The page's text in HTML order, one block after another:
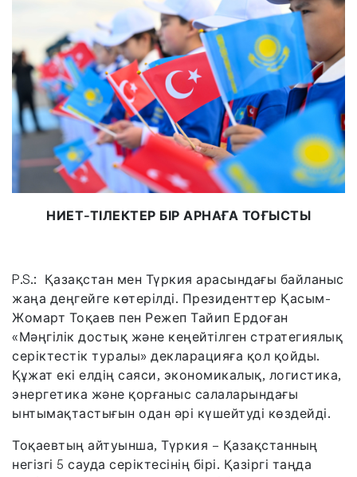
НИЕТ-ТІЛЕКТЕР БІР АРНАҒА ТОҒЫСТЫ
P.S.: Қазақстан мен Түркия арасындағы байланыс
жаңа деңгейге көтерілді. Президенттер Қасым-
Жомарт Тоқаев пен Режеп Тайип Ердоған
«Мәңгілік достық және кеңейтілген стратегиялық
серіктестік туралы» декларацияға қол қойды.
Құжат екі елдің саяси, экономикалық, логистика,
энергетика және қорғаныс салаларындағы
ынтымақтастығын одан әрі күшейтуді көздейді.
Тоқаевтың айтуынша, Түркия – Қазақстанның
негізгі 5 сауда серіктесінің бірі. Қазіргі таңда